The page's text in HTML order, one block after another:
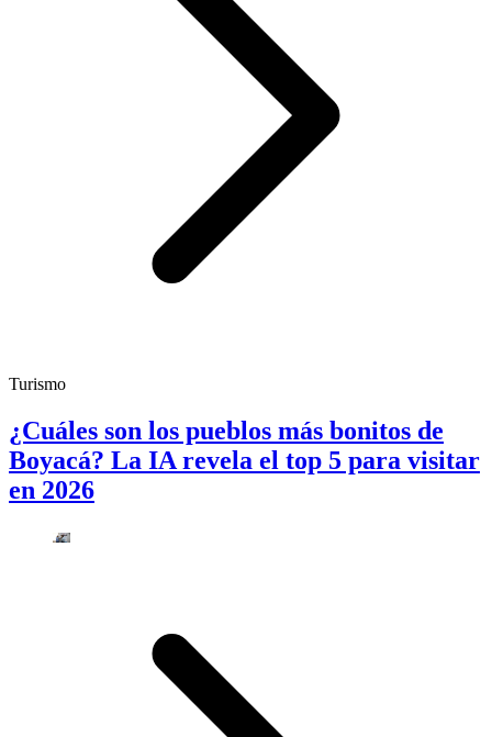
Turismo
¿Cuáles son los pueblos más bonitos de
Boyacá? La IA revela el top 5 para visitar
en 2026